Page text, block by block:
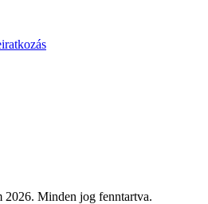
Minden jog fenntartva.